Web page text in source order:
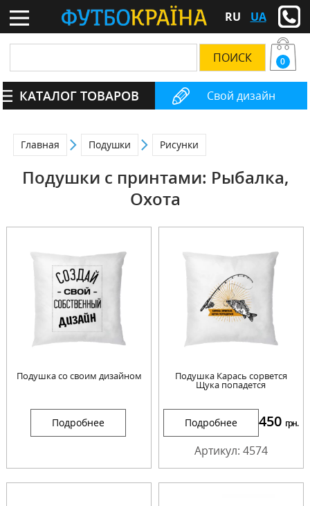
RU UA
Свой дизайн
0
КАТАЛОГ ТОВАРОВ
Главная Подушки Рисунки
Подушки с принтами: Рыбалка,
Охота
Подушка со своим дизайном
Подробнее
Подушка Карась сорвется
Щука попадется
Подробнее 450 грн.
Артикул: 4574